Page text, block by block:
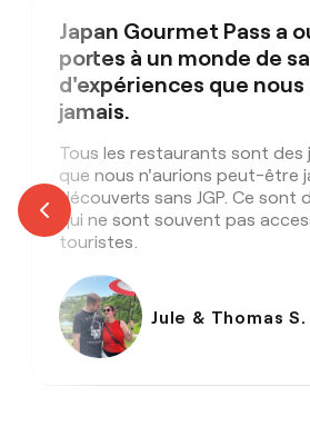
Japan Gourmet Pass a
portes à un monde de
d'expériences que
jamais.
Tous les restaurants sont des
que nous n'aurions peut-être
découverts sans JGP. Ce sont
qui ne sont souvent pas
touristes.
Jule & Thomas S.